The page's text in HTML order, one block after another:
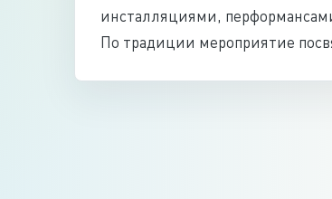
инсталляциями,
По традиции мероприятие